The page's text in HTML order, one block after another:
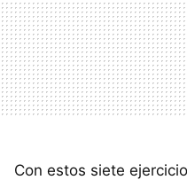
Con estos siete